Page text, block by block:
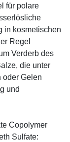
für polare
in kosmetischen
Regel
Verderb des
die unter
oder Gelen
und
Copolymer
Sulfate: